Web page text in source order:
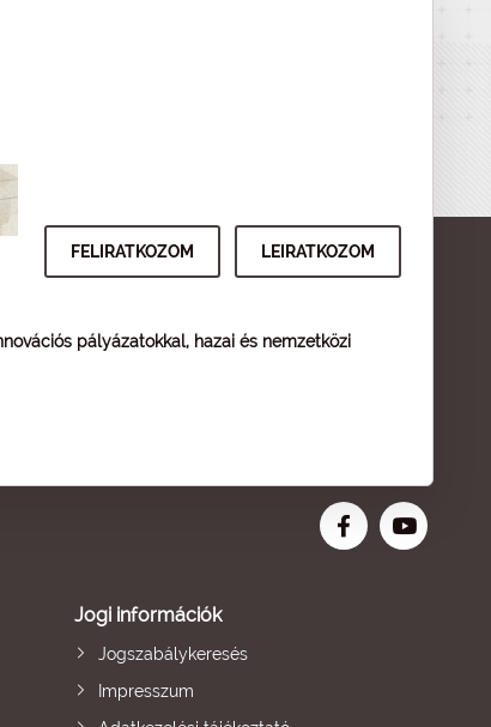
pályázatokkal, hazai és nemzetközi
Jogi információk
Jogszabálykeresés
Impresszum